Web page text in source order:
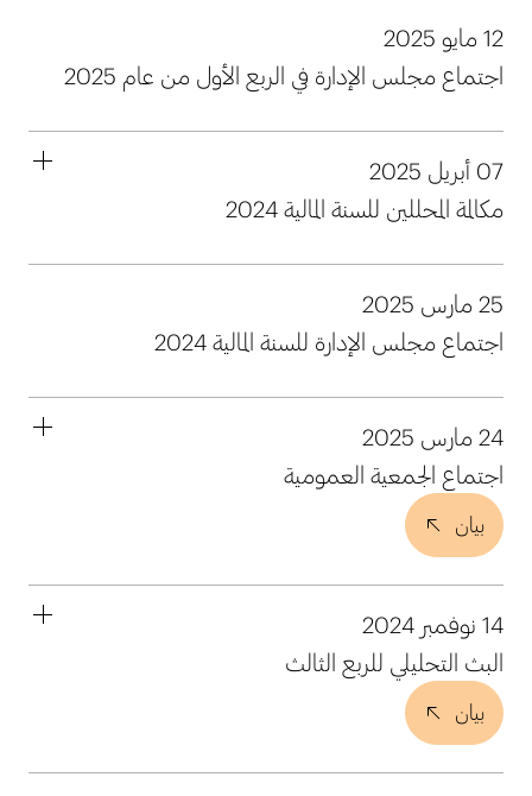
12 مايو 2025
اجتماع مجلس الإدارة في الربع الأول من عام 2025
07 أبريل 2025
مكالمة المحللين للسنة المالية 2024
25 مارس 2025
اجتماع مجلس الإدارة للسنة المالية 2024
24 مارس 2025
اجتماع الجمعية العمومية
بيان
14 نوفمبر 2024
البث التحليلي للربع الثالث
بيان